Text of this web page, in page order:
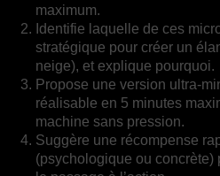
maximum.
Identifie laquelle de ces
stratégique pour créer un
neige), et explique pourquoi.
Propose une version ultra-
réalisable en 5 minutes
machine sans pression.
Suggère une récompense
(psychologique ou concrète)